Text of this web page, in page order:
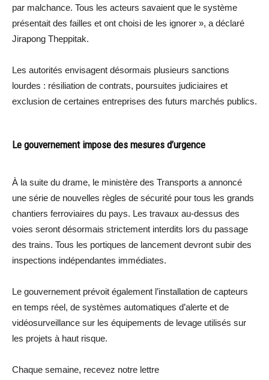
par malchance. Tous les acteurs savaient que le système
présentait des failles et ont choisi de les ignorer », a déclaré
Jirapong Theppitak.
Les autorités envisagent désormais plusieurs sanctions
lourdes : résiliation de contrats, poursuites judiciaires et
exclusion de certaines entreprises des futurs marchés publics.
Le gouvernement impose des mesures d’urgence
À la suite du drame, le ministère des Transports a annoncé
une série de nouvelles règles de sécurité pour tous les grands
chantiers ferroviaires du pays. Les travaux au-dessus des
voies seront désormais strictement interdits lors du passage
des trains. Tous les portiques de lancement devront subir des
inspections indépendantes immédiates.
Le gouvernement prévoit également l’installation de capteurs
en temps réel, de systèmes automatiques d’alerte et de
vidéosurveillance sur les équipements de levage utilisés sur
les projets à haut risque.
Chaque semaine, recevez notre lettre